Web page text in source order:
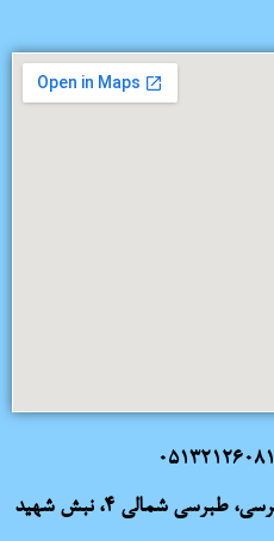
05132126081
آدرس: مشهد مقدس، بلوار دوم طبرسی، طبرسی شمالی 4، نبش شهید